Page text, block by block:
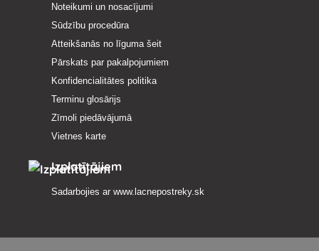
Noteikumi un nosacījumi
Sūdzību procedūra
Atteikšanās no līguma šeit
Pārskats par pakalpojumiem
Konfidencialitātes politika
Terminu glosārijs
Zīmoli piedāvājumā
Vietnes karte
Izplatītājiem
Sadarbojies ar www.lacnepostreky.sk